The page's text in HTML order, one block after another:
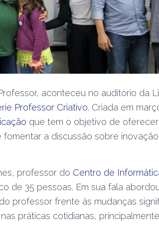
aconteceu no auditório da
Professor Criativo. Criada em
que tem o objetivo de
a discussão sobre
professor do Centro de
de 35 pessoas. Em sua fala
professor frente às mudanças
práticas cotidianas,